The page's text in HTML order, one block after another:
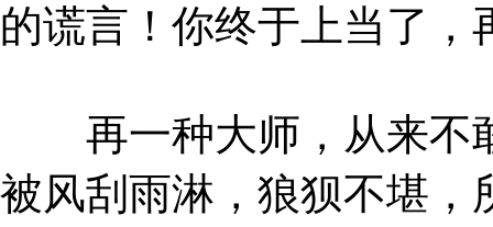
的谎言！你终于上当了
再一种大师，从来不
被风刮雨淋，狼狈不堪，